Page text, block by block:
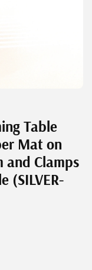
Table
Mat on
and Clamps
(SILVER-